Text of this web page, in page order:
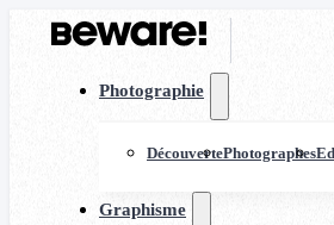
Photographie
DécouvertePhotographes
Graphisme